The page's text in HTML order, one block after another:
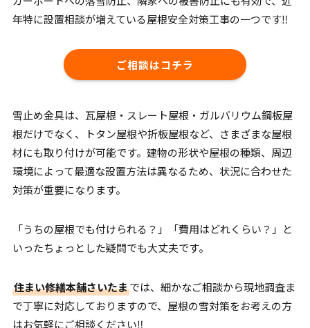
年特に設置相談が増えている屋根安全対策工事の一つです‼︎
ご相談はコチラ
雪止め金具は、瓦屋根・スレート屋根・ガルバリウム鋼板屋
根だけでなく、トタン屋根や折板屋根など、さまざまな屋根
材にも取り付けが可能です。建物の形状や屋根の種類、周辺
環境によって最適な設置方法は異なるため、状況に合わせた
対策が重要になります。
「うちの屋根でも付けられる？」「費用はどれくらい？」と
いったちょっとした疑問でも大丈夫です。
住まい修繕本舗さいたまでは、細かなご相談から現地調査ま
で丁寧に対応しておりますので、屋根の雪対策をお考えの方
はお気軽にご相談ください‼︎